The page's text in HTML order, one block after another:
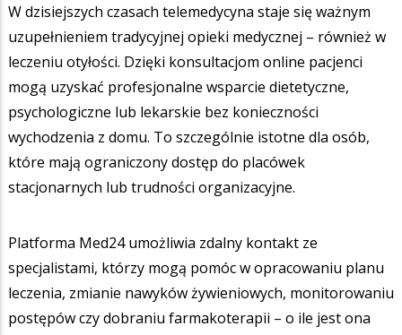
W dzisiejszych czasach telemedycyna staje się ważnym
uzupełnieniem tradycyjnej opieki medycznej – również w
leczeniu otyłości. Dzięki konsultacjom online pacjenci
mogą uzyskać profesjonalne wsparcie dietetyczne,
psychologiczne lub lekarskie bez konieczności
wychodzenia z domu. To szczególnie istotne dla osób,
które mają ograniczony dostęp do placówek
stacjonarnych lub trudności organizacyjne.
Platforma Med24 umożliwia zdalny kontakt ze
specjalistami, którzy mogą pomóc w opracowaniu planu
leczenia, zmianie nawyków żywieniowych, monitorowaniu
postępów czy dobraniu farmakoterapii – o ile jest ona